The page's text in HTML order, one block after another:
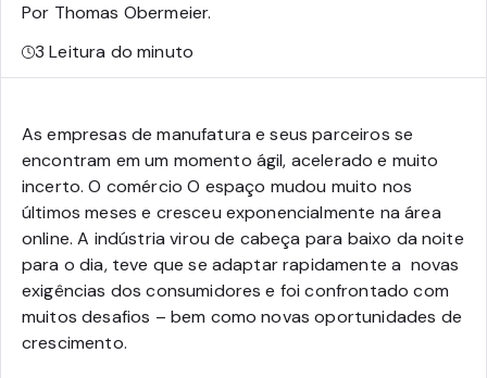
Por Thomas Obermeier.
3Leitura do minuto
As empresas de manufatura e seus parceiros se
encontram em um momento ágil, acelerado e muito
incerto. O comércio O espaço mudou muito nos
últimos meses e cresceu exponencialmente na área
online. A indústria virou de cabeça para baixo da noite
para o dia, teve que se adaptar rapidamente a novas
exigências dos consumidores e foi confrontado com
muitos desafios – bem como novas oportunidades de
crescimento.